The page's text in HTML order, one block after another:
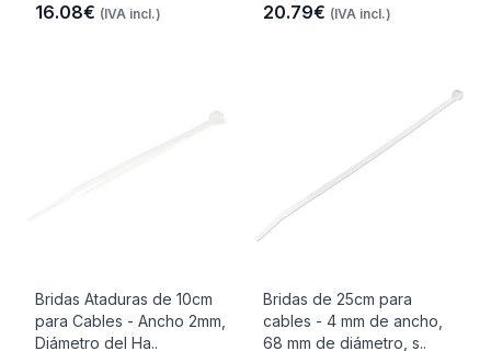
16.08€ (IVA incl.) 20.79€ (IVA incl.)
Bridas Ataduras de 10cm
para Cables - Ancho 2mm,
Diámetro del Ha..
Bridas de 25cm para
cables - 4 mm de ancho,
68 mm de diámetro, s..